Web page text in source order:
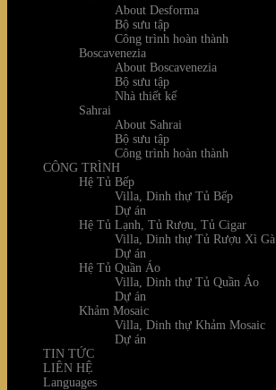
About Desforma
Bộ sưu tập
Công trình hoàn thành
Boscavenezia
About Boscavenezia
Bộ sưu tập
Nhà thiết kế
Sahrai
About Sahrai
Bộ sưu tập
Công trình hoàn thành
CÔNG TRÌNH
Hệ Tủ Bếp
Villa, Dinh thự Tủ Bếp
Dự án
Hệ Tủ Lạnh, Tủ Rượu, Tủ Cigar
Villa, Dinh thự Tủ Rượu Xì Gà
Dự án
Hệ Tủ Quần Áo
Villa, Dinh thự Tủ Quần Áo
Dự án
Khảm Mosaic
Villa, Dinh thự Khảm Mosaic
Dự án
TIN TỨC
LIÊN HỆ
Languages